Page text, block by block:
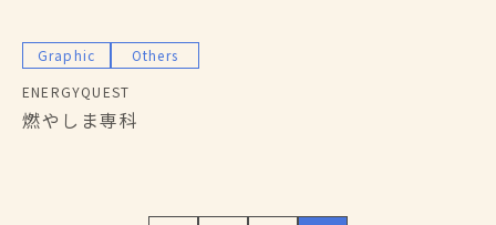
Graphic
Others
ENERGYQUEST
燃やしま専科